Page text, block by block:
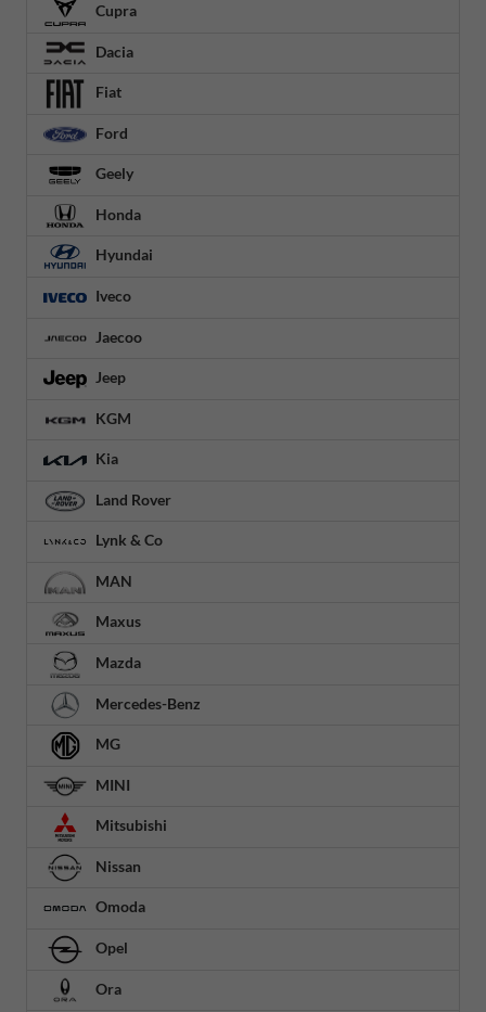
Cupra
Dacia
Fiat
Ford
Geely
Honda
Hyundai
Iveco
Jaecoo
Jeep
KGM
Kia
Land Rover
Lynk & Co
MAN
Maxus
Mazda
Mercedes-Benz
MG
MINI
Mitsubishi
Nissan
Omoda
Opel
Ora